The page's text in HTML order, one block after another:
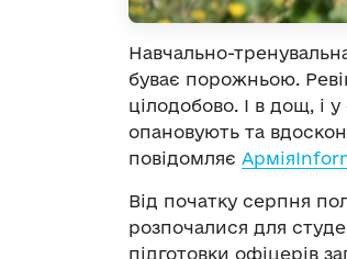
Навчально-
буває порожньою.
цілодобово. І в дощ, і
опановують та
повідомляє
Від початку серпня
розпочалися для
підготовки офіцерів